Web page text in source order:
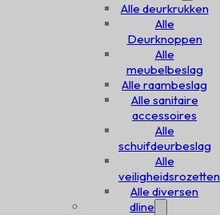
Alle deurkrukken
Alle
Deurknoppen
Alle
meubelbeslag
Alle raambeslag
Alle sanitaire
accessoires
Alle
schuifdeurbeslag
Alle
veiligheidsrozetten
Alle diversen
dline